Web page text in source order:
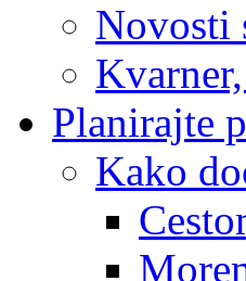
Novosti
Planirajte
Kako